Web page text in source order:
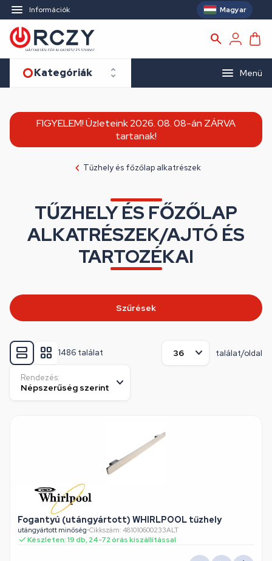
Információk Magyar
Kategóriák Menü
FIGYELEM! Üzleteink 2026. 08. 08-án ZÁRVA
tartanak!
Tűzhely és főzőlap alkatrészek
TŰZHELY ÉS FŐZŐLAP
ALKATRÉSZEK/AJTÓ ÉS
TARTOZÉKAI
1486 találat találat/oldal
Rendezés:
Fogantyú (utángyártott) WHIRLPOOL tűzhely
utángyártott minőség•Cikkszám: 481010600233ALT
Készleten: 19 db, 24-72 órás kiszállítással
Szűrések